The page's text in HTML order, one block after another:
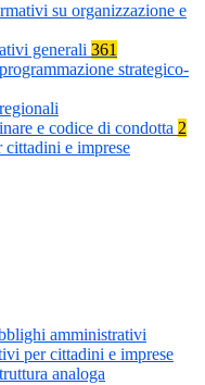
su organizzazione e
generali 361
strategico-
e codice di condotta 2
e imprese
amministrativi
per cittadini e imprese
analoga